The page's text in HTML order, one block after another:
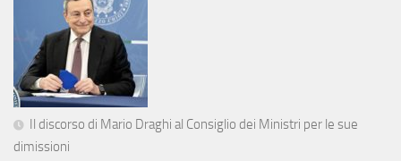
Il discorso di Mario Draghi al Consiglio dei Ministri per le sue
dimissioni